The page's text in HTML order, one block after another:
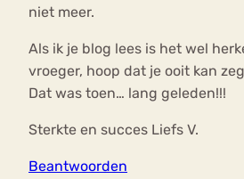
niet meer.
Als ik je blog lees is het wel
vroeger, hoop dat je ooit kan
Dat was toen… lang geleden!!!
Sterkte en succes Liefs V.
Beantwoorden